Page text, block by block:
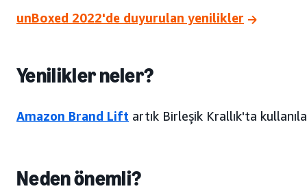
unBoxed 2022'de duyurulan yenilikler
Yenilikler neler?
Amazon Brand Lift artık Birleşik Krallık'ta
Neden önemli?